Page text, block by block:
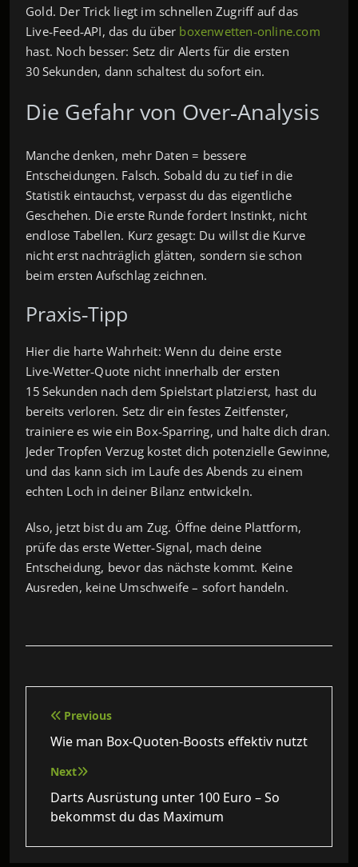
Gold. Der Trick liegt im schnellen Zugriff auf das
Live‑Feed‑API, das du über boxenwetten-online.com
hast. Noch besser: Setz dir Alerts für die ersten
30 Sekunden, dann schaltest du sofort ein.
Die Gefahr von Over‑Analysis
Manche denken, mehr Daten = bessere
Entscheidungen. Falsch. Sobald du zu tief in die
Statistik eintauchst, verpasst du das eigentliche
Geschehen. Die erste Runde fordert Instinkt, nicht
endlose Tabellen. Kurz gesagt: Du willst die Kurve
nicht erst nachträglich glätten, sondern sie schon
beim ersten Aufschlag zeichnen.
Praxis‑Tipp
Hier die harte Wahrheit: Wenn du deine erste
Live‑Wetter‑Quote nicht innerhalb der ersten
15 Sekunden nach dem Spielstart platzierst, hast du
bereits verloren. Setz dir ein festes Zeitfenster,
trainiere es wie ein Box‑Sparring, und halte dich dran.
Jeder Tropfen Verzug kostet dich potenzielle Gewinne,
und das kann sich im Laufe des Abends zu einem
echten Loch in deiner Bilanz entwickeln.
Also, jetzt bist du am Zug. Öffne deine Plattform,
prüfe das erste Wetter‑Signal, mach deine
Entscheidung, bevor das nächste kommt. Keine
Ausreden, keine Umschweife – sofort handeln.
Beitragsnavigation
Previous
Wie man Box-Quoten-Boosts effektiv nutzt
Next
Darts Ausrüstung unter 100 Euro – So
bekommst du das Maximum